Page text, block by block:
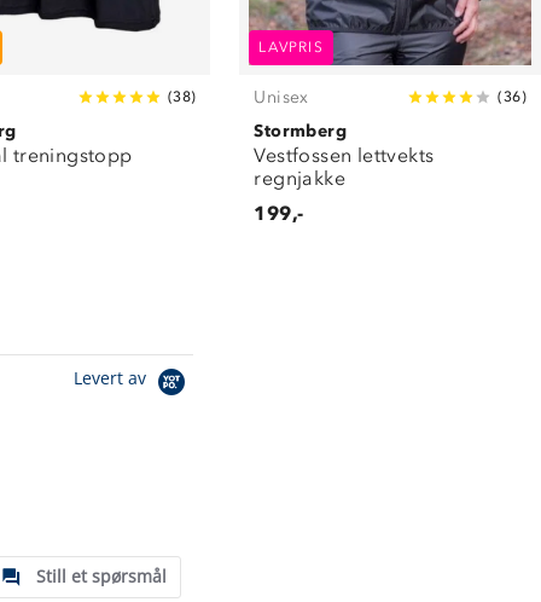
(38)
treningstopp
LAVPRIS
Unisex (36)
Stormberg
Vestfossen lettvekts
regnjakke
199,-
Levert av
Still et spørsmål